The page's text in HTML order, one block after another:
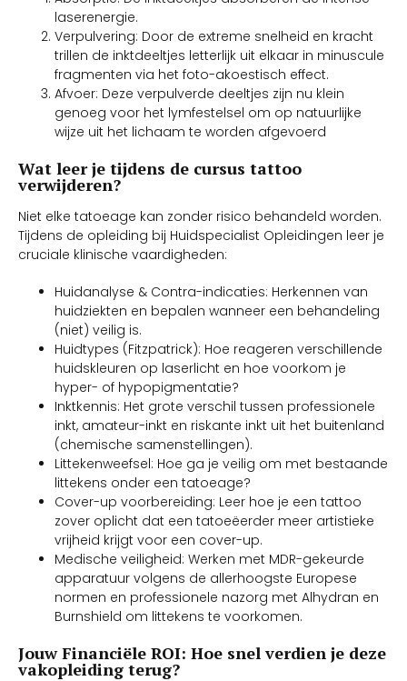
laserenergie.
Verpulvering: Door de extreme snelheid en kracht
trillen de inktdeeltjes letterlijk uit elkaar in minuscule
fragmenten via het foto-akoestisch effect.
Afvoer: Deze verpulverde deeltjes zijn nu klein
genoeg voor het lymfestelsel om op natuurlijke
wijze uit het lichaam te worden afgevoerd
Wat leer je tijdens de cursus tattoo
verwijderen?
Niet elke tatoeage kan zonder risico behandeld worden.
Tijdens de opleiding bij Huidspecialist Opleidingen leer je
cruciale klinische vaardigheden:
Huidanalyse & Contra-indicaties: Herkennen van
huidziekten en bepalen wanneer een behandeling
(niet) veilig is.
Huidtypes (Fitzpatrick): Hoe reageren verschillende
huidskleuren op laserlicht en hoe voorkom je
hyper- of hypopigmentatie?
Inktkennis: Het grote verschil tussen professionele
inkt, amateur-inkt en riskante inkt uit het buitenland
(chemische samenstellingen).
Littekenweefsel: Hoe ga je veilig om met bestaande
littekens onder een tatoeage?
Cover-up voorbereiding: Leer hoe je een tattoo
zover oplicht dat een tatoeëerder meer artistieke
vrijheid krijgt voor een cover-up.
Medische veiligheid: Werken met MDR-gekeurde
apparatuur volgens de allerhoogste Europese
normen en professionele nazorg met Alhydran en
Burnshield om littekens te voorkomen.
Jouw Financiële ROI: Hoe snel verdien je deze
vakopleiding terug?